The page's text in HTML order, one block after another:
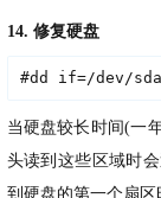
14. 修复硬盘
#dd if=/dev/
当硬盘较长时间(一
头读到这些区域时
到硬盘的第一个扇